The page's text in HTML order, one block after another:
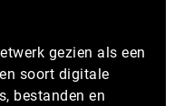
gezien als een
soort digitale
bestanden en